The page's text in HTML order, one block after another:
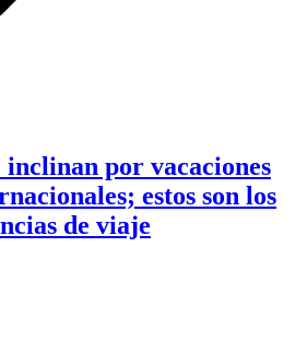
inclinan por vacaciones
estos son los
de viaje